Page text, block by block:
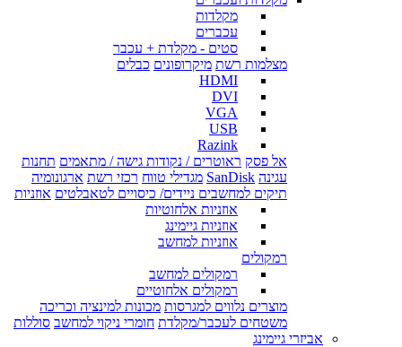
מקלדות
עכברים
סטים - מקלדת + עכבר
מצלמות רשת מיקרופונים כבלים
HDMI
DVI
VGA
USB
Razink
אל פסק ראוטרים / נקודות גישה / מתאמים תחנות
עגינה SanDisk מגדילי טווח רכזי רשת ארגונומיה
תיקים למחשבים ניידים/ כיסויים לטאבלטים אוזניות
אוזניות אלחוטיות
אוזניות גיימינג
אוזניות למחשב
רמקולים
רמקולים למחשב
רמקולים אלחוטיים
מוצרים נלווים למגרסות מכונות למינציה וכריכה
משטחים לעכבר/מקלדת חומרי ניקוי למחשב סוללות
אביזרי גיימינג